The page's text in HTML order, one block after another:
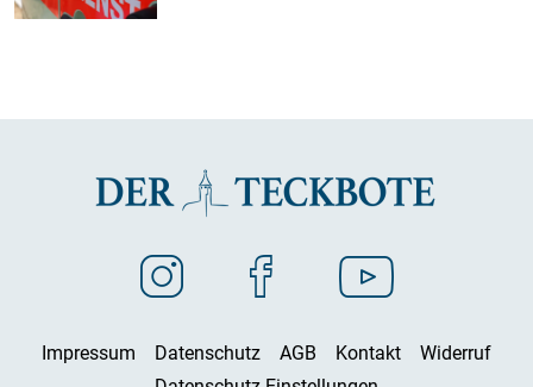
Impressum Datenschutz AGB Kontakt
Widerruf